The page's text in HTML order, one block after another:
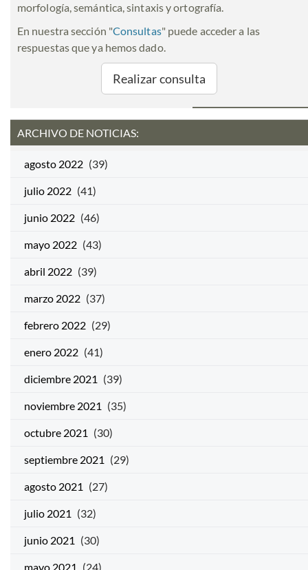
morfología, semántica, sintaxis y ortografía.
En nuestra sección "Consultas" puede acceder a las
respuestas que ya hemos dado.
Realizar consulta
ARCHIVO DE NOTICIAS:
agosto 2022 (39)
julio 2022 (41)
junio 2022 (46)
mayo 2022 (43)
abril 2022 (39)
marzo 2022 (37)
febrero 2022 (29)
enero 2022 (41)
diciembre 2021 (39)
noviembre 2021 (35)
octubre 2021 (30)
septiembre 2021 (29)
agosto 2021 (27)
julio 2021 (32)
junio 2021 (30)
mayo 2021 (24)